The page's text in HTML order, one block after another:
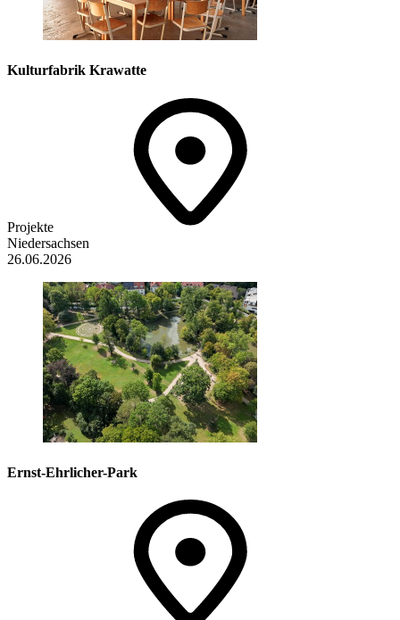
Kulturfabrik Krawatte
Projekte
Niedersachsen
26.06.2026
Ernst-Ehrlicher-Park